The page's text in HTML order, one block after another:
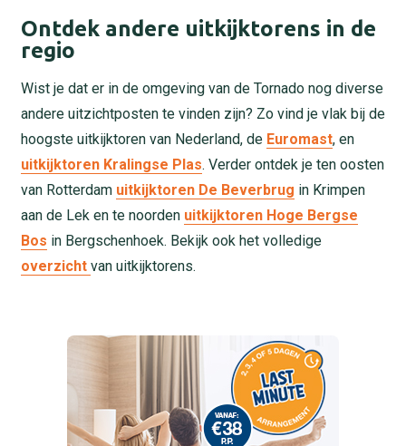
Ontdek andere uitkijktorens in de
regio
Wist je dat er in de omgeving van de Tornado nog diverse
andere uitzichtposten te vinden zijn? Zo vind je vlak bij de
hoogste uitkijktoren van Nederland, de Euromast, en
uitkijktoren Kralingse Plas. Verder ontdek je ten oosten
van Rotterdam uitkijktoren De Beverbrug in Krimpen
aan de Lek en te noorden uitkijktoren Hoge Bergse
Bos in Bergschenhoek. Bekijk ook het volledige
overzicht van uitkijktorens.